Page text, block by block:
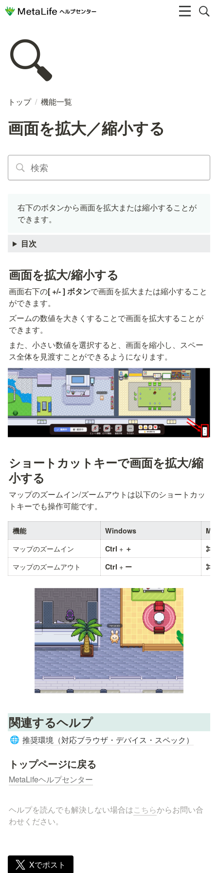
🔍
トップ / 機能一覧
画面を拡大／縮小する
右下のボタンから画面を拡大または縮小することが
できます。
目次
画面を拡大/縮小する
画面右下の[ +/- ] ボタンで画面を拡大または縮小すること
ができます。
ズームの数値を大きくすることで画面を拡大することが
できます。
また、小さい数値を選択すると、画面を縮小し、スペー
ス全体を見渡すことができるようになります。
ショートカットキーで画面を拡大/縮
小する
マップのズームイン/ズームアウトは以下のショートカッ
トキーでも操作可能です。
機能 Windows
マップのズームイン Ctrl + ＋
マップのズームアウト Ctrl + ー
関連するヘルプ
🌐 推奨環境（対応ブラウザ・デバイス・スペック）
トップページに戻る
MetaLifeヘルプセンター
ヘルプを読んでも解決しない場合はこちらからお問い合
わせください。
Xでポスト